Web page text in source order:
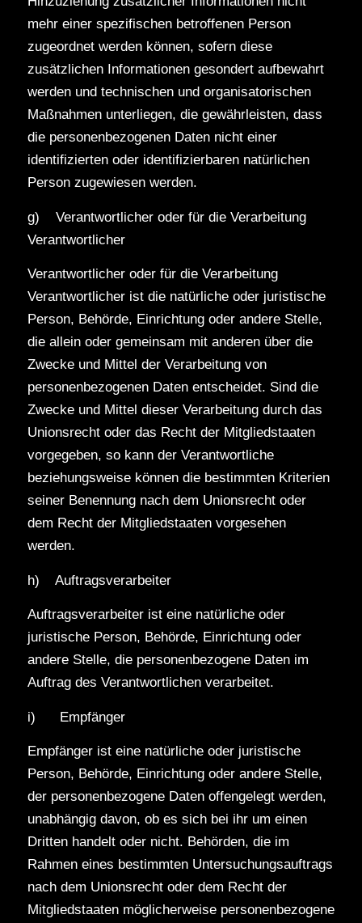
mehr einer spezifischen betroffenen Person
zugeordnet werden können, sofern diese
zusätzlichen Informationen gesondert aufbewahrt
werden und technischen und organisatorischen
Maßnahmen unterliegen, die gewährleisten, dass
die personenbezogenen Daten nicht einer
identifizierten oder identifizierbaren natürlichen
Person zugewiesen werden.
g) Verantwortlicher oder für die Verarbeitung
Verantwortlicher
Verantwortlicher oder für die Verarbeitung
Verantwortlicher ist die natürliche oder juristische
Person, Behörde, Einrichtung oder andere Stelle,
die allein oder gemeinsam mit anderen über die
Zwecke und Mittel der Verarbeitung von
personenbezogenen Daten entscheidet. Sind die
Zwecke und Mittel dieser Verarbeitung durch das
Unionsrecht oder das Recht der Mitgliedstaaten
vorgegeben, so kann der Verantwortliche
beziehungsweise können die bestimmten Kriterien
seiner Benennung nach dem Unionsrecht oder
dem Recht der Mitgliedstaaten vorgesehen
werden.
h) Auftragsverarbeiter
Auftragsverarbeiter ist eine natürliche oder
juristische Person, Behörde, Einrichtung oder
andere Stelle, die personenbezogene Daten im
Auftrag des Verantwortlichen verarbeitet.
i) Empfänger
Empfänger ist eine natürliche oder juristische
Person, Behörde, Einrichtung oder andere Stelle,
der personenbezogene Daten offengelegt werden,
unabhängig davon, ob es sich bei ihr um einen
Dritten handelt oder nicht. Behörden, die im
Rahmen eines bestimmten Untersuchungsauftrags
nach dem Unionsrecht oder dem Recht der
Mitgliedstaaten möglicherweise personenbezogene